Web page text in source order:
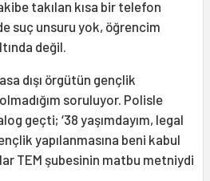
takılan kısa bir telefon
suç unsuru yok, öğrencim
değil.
dışı örgütün gençlik
soruluyor. Polisle
geçti; ‘38 yaşımdayım, legal
yapılanmasına beni kabul
TEM şubesinin matbu metniydi